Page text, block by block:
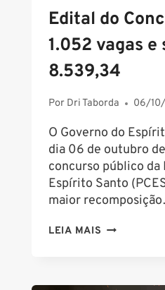
Edital do
1.052 vagas e
8.539,34
Por Dri Taborda 06/
O Governo do
dia 06 de outubro
concurso público da
Espírito Santo
maior
LEIA MAIS EDITAL